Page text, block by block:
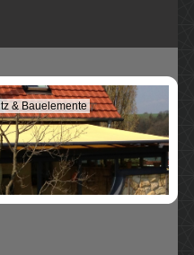
& Bauelemente